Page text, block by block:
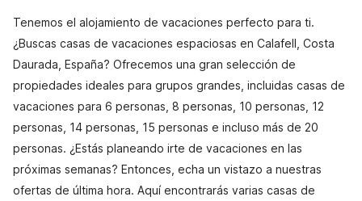
Tenemos el alojamiento de vacaciones perfecto para ti.
¿Buscas casas de vacaciones espaciosas en Calafell, Costa
Daurada, España? Ofrecemos una gran selección de
propiedades ideales para grupos grandes, incluidas casas de
vacaciones para 6 personas, 8 personas, 10 personas, 12
personas, 14 personas, 15 personas e incluso más de 20
personas. ¿Estás planeando irte de vacaciones en las
próximas semanas? Entonces, echa un vistazo a nuestras
ofertas de última hora. Aquí encontrarás varias casas de